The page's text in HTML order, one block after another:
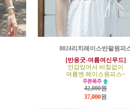
8024리치레이스반팔원피
[반응굿-여름여신무드]
안감있어서 비침없이
여름엔 레이스원피스~
42,000원
37,000원